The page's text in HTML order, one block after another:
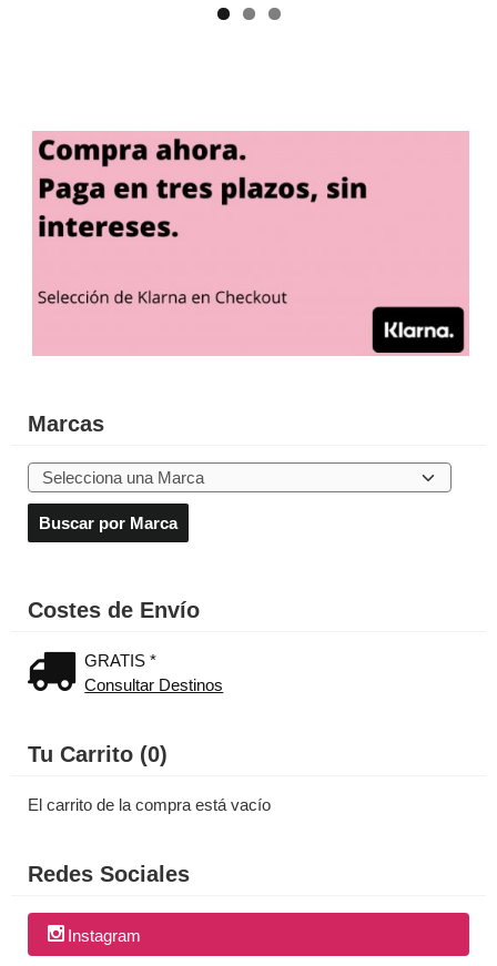
Marcas
Costes de Envío
GRATIS *
Consultar Destinos
Tu Carrito (0)
El carrito de la compra está vacío
Redes Sociales
Instagram